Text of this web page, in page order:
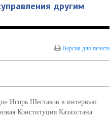
другим
Версия для печати
Игорь Шестаков в интервью
Конституция Казахстана